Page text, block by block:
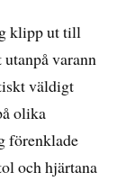
klipp ut till
varann
väldigt
olika
förenklade
och hjärtana